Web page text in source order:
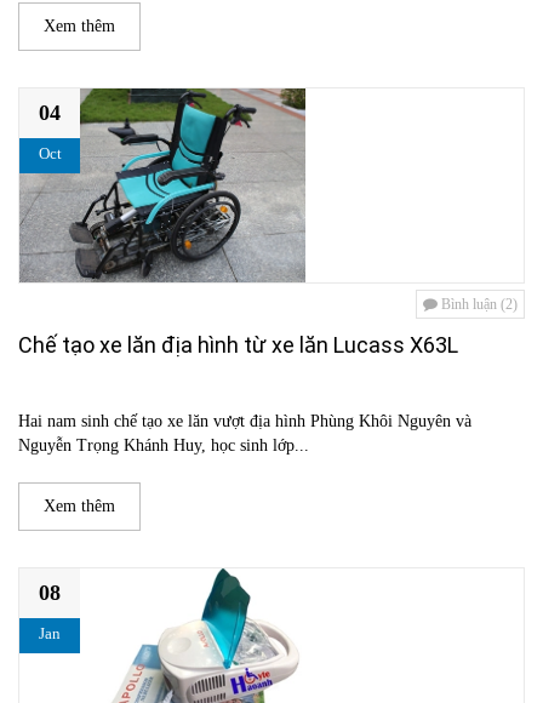
Xem thêm
04
Oct
Bình luận (2)
Chế tạo xe lăn địa hình từ xe lăn Lucass X63L
Hai nam sinh chế tạo xe lăn vượt địa hình Phùng Khôi Nguyên và
Nguyễn Trọng Khánh Huy, học sinh lớp...
Xem thêm
08
Jan